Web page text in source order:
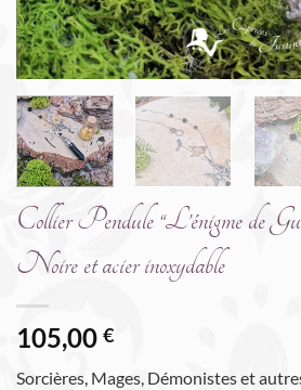
Collier Pendule “L’énigme de
Noire et acier inoxydable
105,00 €
Sorcières, Mages, Démonistes et